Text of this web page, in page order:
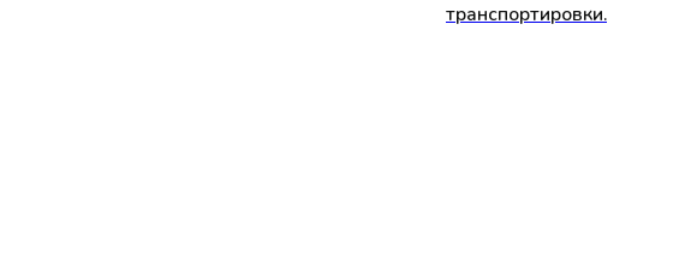
транспортировки.